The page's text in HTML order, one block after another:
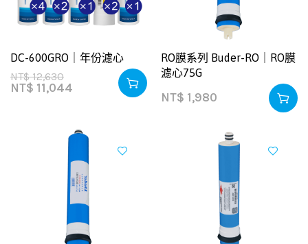
DC-600GRO｜年份濾心
NT$12,630
NT$ 11,044
RO膜系列 Buder-RO｜RO膜
濾心75G
NT$ 1,980